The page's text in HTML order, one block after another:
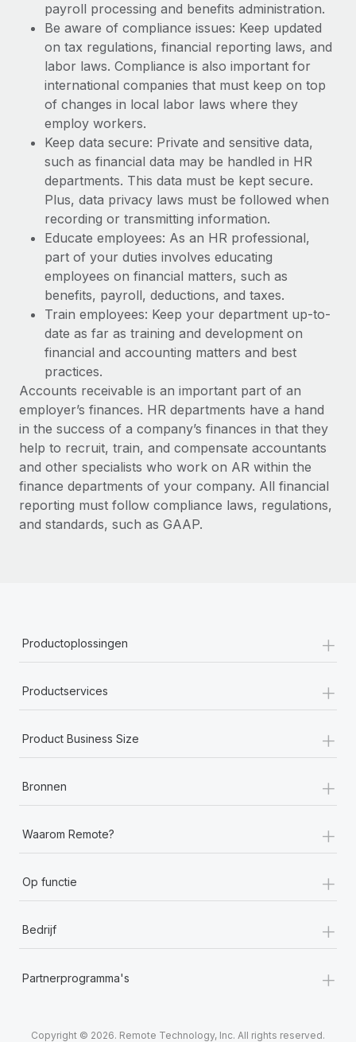
payroll processing and benefits administration.
Be aware of compliance issues: Keep updated
on tax regulations, financial reporting laws, and
labor laws. Compliance is also important for
international companies that must keep on top
of changes in local labor laws where they
employ workers.
Keep data secure: Private and sensitive data,
such as financial data may be handled in HR
departments. This data must be kept secure.
Plus, data privacy laws must be followed when
recording or transmitting information.
Educate employees: As an HR professional,
part of your duties involves educating
employees on financial matters, such as
benefits, payroll, deductions, and taxes.
Train employees: Keep your department up-to-
date as far as training and development on
financial and accounting matters and best
practices.
Accounts receivable is an important part of an
employer’s finances. HR departments have a hand
in the success of a company’s finances in that they
help to recruit, train, and compensate accountants
and other specialists who work on AR within the
finance departments of your company. All financial
reporting must follow compliance laws, regulations,
and standards, such as GAAP.
Productoplossingen +
Productservices +
Product Business Size +
Bronnen +
Waarom Remote? +
Op functie +
Bedrijf +
Partnerprogramma's +
Copyright © 2026. Remote Technology, Inc. All rights reserved.